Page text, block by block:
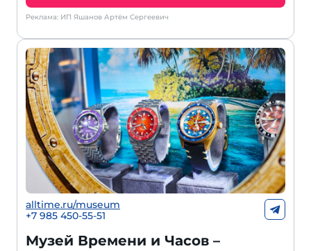
Реклама: ИП Яшанов Артём Сергеевич
alltime.ru/museum
+7 985 450-55-51
Музей Времени и Часов –